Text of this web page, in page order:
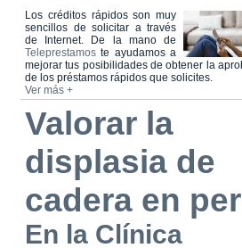
Los créditos rápidos son muy
sencillos de solicitar a través
de Internet. De la mano de
Teleprestamos te ayudamos a
mejorar tus posibilidades de obtener la
de los préstamos rápidos que solicites.
Ver más +
Valorar la
displasia de
cadera en
En la Clínica